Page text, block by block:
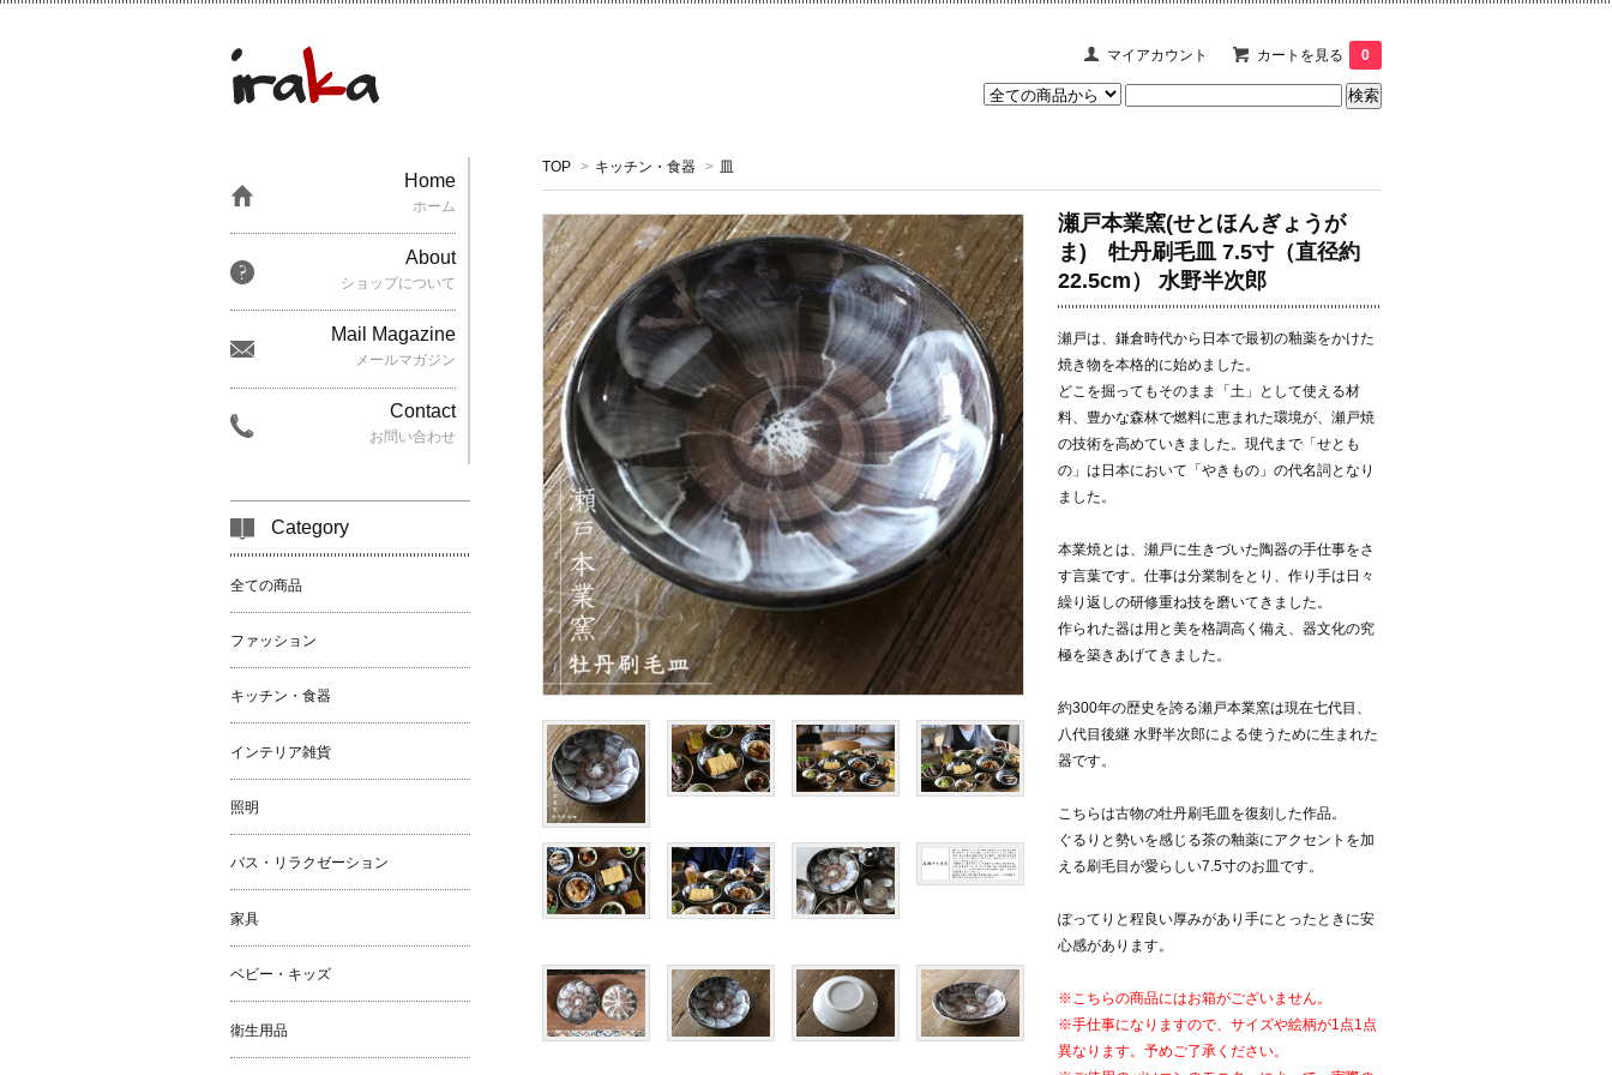
マイアカウント カートを見る 0
TOP > キッチン・食器 > 皿
瀬戸本業窯(せとほんぎょうが
ま) 牡丹刷毛皿 7.5寸（直径約
22.5cm） 水野半次郎
瀬戸は、鎌倉時代から日本で最初の釉薬をかけた
焼き物を本格的に始めました。
どこを掘ってもそのまま「土」として使える材
料、豊かな森林で燃料に恵まれた環境が、瀬戸焼
の技術を高めていきました。現代まで「せとも
の」は日本において「やきもの」の代名詞となり
ました。
本業焼とは、瀬戸に生きづいた陶器の手仕事をさ
す言葉です。仕事は分業制をとり、作り手は日々
繰り返しの研修重ね技を磨いてきました。
作られた器は用と美を格調高く備え、器文化の究
極を築きあげてきました。
約300年の歴史を誇る瀬戸本業窯は現在七代目、
八代目後継 水野半次郎による使うために生まれた
器です。
こちらは古物の牡丹刷毛皿を復刻した作品。
ぐるりと勢いを感じる茶の釉薬にアクセントを加
える刷毛目が愛らしい7.5寸のお皿です。
ぽってりと程良い厚みがあり手にとったときに安
心感があります。
※こちらの商品にはお箱がございません。
※手仕事になりますので、サイズや絵柄が1点1点
異なります。予めご了承ください。
Home
ホーム
About
ショップについて
Mail Magazine
メールマガジン
Contact
お問い合わせ
Category
全ての商品
ファッション
キッチン・食器
インテリア雑貨
照明
バス・リラクゼーション
家具
ベビー・キッズ
衛生用品